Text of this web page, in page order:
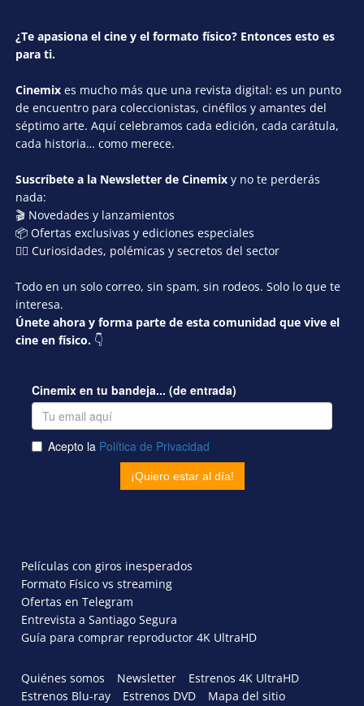
¿Te apasiona el cine y el formato físico? Entonces esto es
para ti.
Cinemix es mucho más que una revista digital: es un punto
de encuentro para coleccionistas, cinéfilos y amantes del
séptimo arte. Aquí celebramos cada edición, cada carátula,
cada historia… como merece.
Suscríbete a la Newsletter de Cinemix y no te perderás
nada:
🎬 Novedades y lanzamientos
📦 Ofertas exclusivas y ediciones especiales
🕵️‍♂️ Curiosidades, polémicas y secretos del sector
Todo en un solo correo, sin spam, sin rodeos. Solo lo que te
interesa.
Únete ahora y forma parte de esta comunidad que vive el
cine en físico. 👇
Películas con giros inesperados
Formato Físico vs streaming
Ofertas en Telegram
Entrevista a Santiago Segura
Guía para comprar reproductor 4K UltraHD
Quiénes somos Newsletter
Estrenos 4K UltraHD
Estrenos Blu-ray
Estrenos DVD
Mapa del sitio